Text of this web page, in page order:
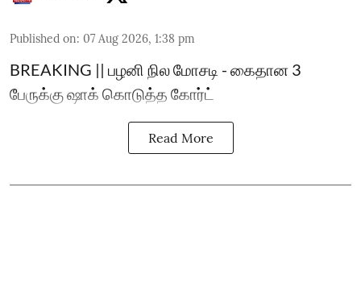
Published on: 07 Aug 2026, 1:38 pm
BREAKING || பழனி நில மோசடி - கைதான 3
பேருக்கு ஷாக் கொடுத்த கோர்ட்
Read More